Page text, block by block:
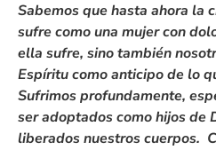
Sabemos que hasta ahora la
sufre como una mujer con
ella sufre, sino también
Espíritu como anticipo de lo
Sufrimos profundamente,
ser adoptados como hijos de
liberados nuestros cuerpos.